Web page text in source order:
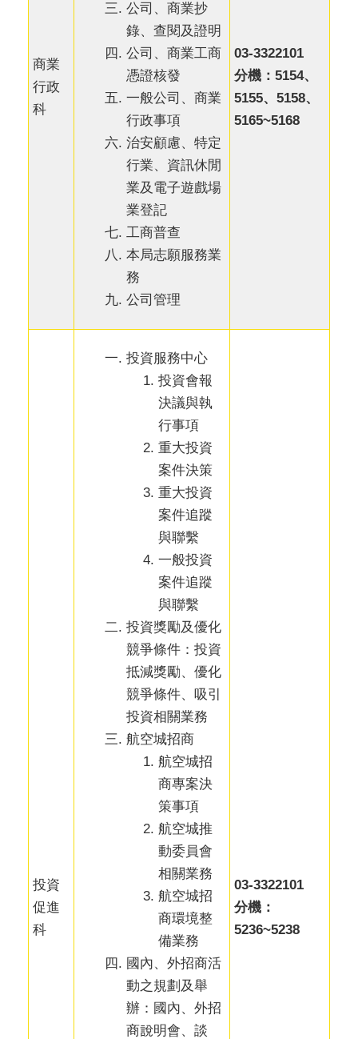
商業
行政
科
公司、商業抄
錄、查閱及證明
公司、商業工商
憑證核發
一般公司、商業
行政事項
治安顧慮、特定
行業、資訊休閒
業及電子遊戲場
業登記
工商普查
本局志願服務業
務
公司管理
03-3322101
分機：5154、
5155、5158、
5165~5168
投資
促進
科
投資服務中心
投資會報
決議與執
行事項
重大投資
案件決策
重大投資
案件追蹤
與聯繫
一般投資
案件追蹤
與聯繫
投資獎勵及優化
競爭條件：投資
抵減獎勵、優化
競爭條件、吸引
投資相關業務
航空城招商
航空城招
商專案決
策事項
航空城推
動委員會
相關業務
航空城招
商環境整
備業務
國內、外招商活
動之規劃及舉
辦：國內、外招
商說明會、談
03-3322101
分機：
5236~5238